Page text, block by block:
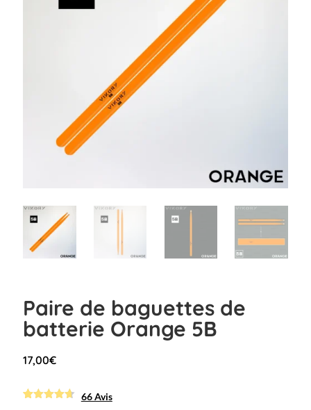
Paire de baguettes de
batterie Orange 5B
17,00€
66 Avis